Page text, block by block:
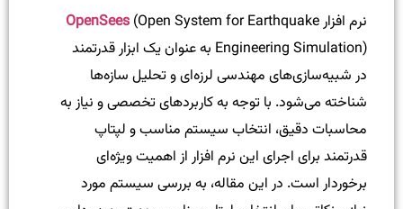
نرم افزار OpenSees (Open System for Earthquake
Engineering Simulation) به عنوان یک ابزار قدرتمند
در شبیه‌سازی‌های مهندسی لرزه‌ای و تحلیل سازه‌ها
شناخته می‌شود. با توجه به کاربردهای تخصصی و نیاز به
محاسبات دقیق، انتخاب سیستم مناسب و لپتاپ
قدرتمند برای اجرای این نرم افزار از اهمیت ویژه‌ای
برخوردار است. در این مقاله، به بررسی سیستم مورد